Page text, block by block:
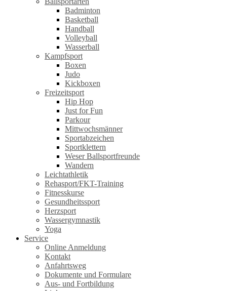
Badminton
Basketball
Handball
Volleyball
Wasserball
Kampfsport
Boxen
Judo
Kickboxen
Freizeitsport
Hip Hop
Just for Fun
Parkour
Mittwochsmänner
Sportabzeichen
Sportklettern
Weser Ballsportfreunde
Wandern
Leichtathletik
Rehasport/FKT-Training
Fitnesskurse
Gesundheitssport
Herzsport
Wassergymnastik
Yoga
Service
Online Anmeldung
Kontakt
Anfahrtsweg
Dokumente und Formulare
Aus- und Fortbildung